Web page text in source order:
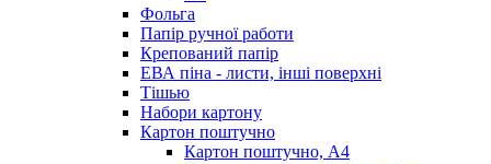
Фольга
Папір ручної работи
Крепований папір
ЕВА піна - листи, інші поверхні
Тішью
Набори картону
Картон поштучно
Картон поштучно, А4